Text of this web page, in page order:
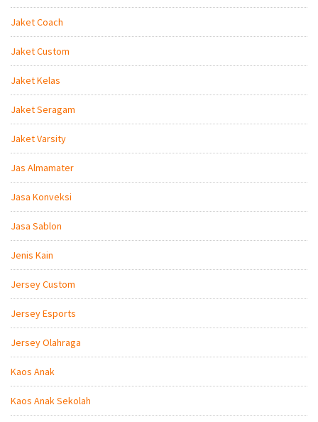
Jaket Coach
Jaket Custom
Jaket Kelas
Jaket Seragam
Jaket Varsity
Jas Almamater
Jasa Konveksi
Jasa Sablon
Jenis Kain
Jersey Custom
Jersey Esports
Jersey Olahraga
Kaos Anak
Kaos Anak Sekolah